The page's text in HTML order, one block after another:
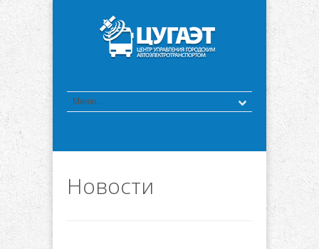
Новости